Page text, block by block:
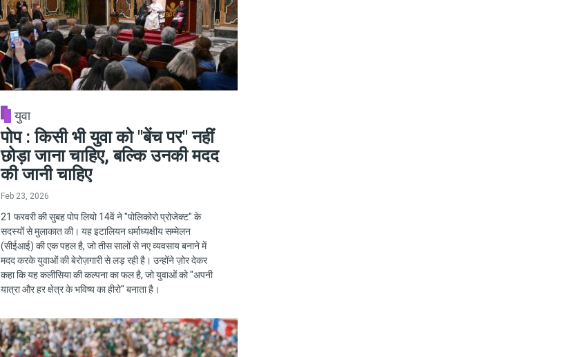
युवा
पोप : किसी भी युवा को "बेंच पर" नहीं
छोड़ा जाना चाहिए, बल्कि उनकी मदद
की जानी चाहिए
Feb 23, 2026
21 फरवरी की सुबह पोप लियो 14वें ने "पोलिकोरो प्रोजेक्ट" के
सदस्यों से मुलाकात की। यह इटालियन धर्माध्यक्षीय सम्मेलन
(सीईआई) की एक पहल है, जो तीस सालों से नए व्यवसाय बनाने में
मदद करके युवाओं की बेरोज़गारी से लड़ रही है। उन्होंने ज़ोर देकर
कहा कि यह कलीसिया की कल्पना का फल है, जो युवाओं को "अपनी
यात्रा और हर क्षेत्र के भविष्य का हीरो" बनाता है।